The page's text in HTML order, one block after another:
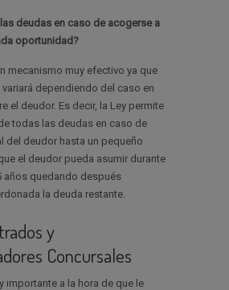
deudas en caso de acogerse a
oportunidad?
mecanismo muy efectivo ya que
dependiendo del caso en
el deudor. Es decir, la Ley permite
todas las deudas en caso de
del deudor hasta un pequeño
el deudor pueda asumir durante
años quedando después
la deuda restante.
y
Concursales
importante a la hora de que le